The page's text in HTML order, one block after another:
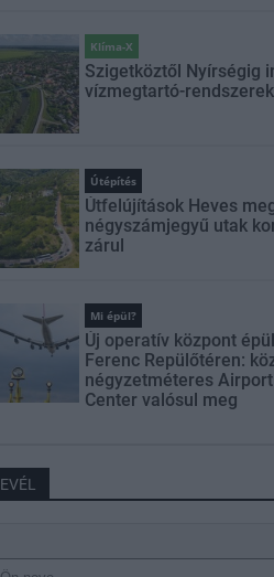
Klíma-X
Szigetköztől Nyírségig
vízmegtartó-
Útépítés
Útfelújítások Heves
négyszámjegyű utak
zárul
Mi épül?
Új operatív központ
Ferenc Repülőtéren:
négyzetméteres
Center valósul meg